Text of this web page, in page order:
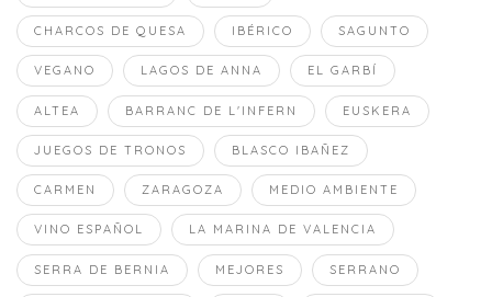
CHARCOS DE QUESA IBÉRICO SAGUNTO
VEGANO LAGOS DE ANNA EL GARBÍ
ALTEA BARRANC DE L'INFERN EUSKERA
JUEGOS DE TRONOS BLASCO IBAÑEZ
CARMEN ZARAGOZA MEDIO AMBIENTE
VINO ESPAÑOL LA MARINA DE VALENCIA
SERRA DE BERNIA MEJORES SERRANO